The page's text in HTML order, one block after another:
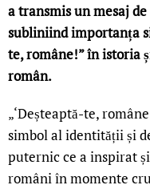
a transmis un mesaj
subliniind importanța
te, române!” în istoria
român.
„‘Deșteaptă-te,
simbol al identității și
puternic ce a inspirat
români în momente